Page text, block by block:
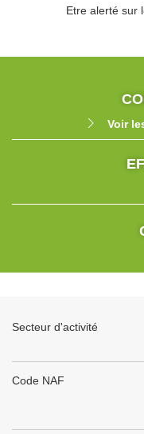
Etre alerté sur
Voir
Secteur d'activité
Code NAF